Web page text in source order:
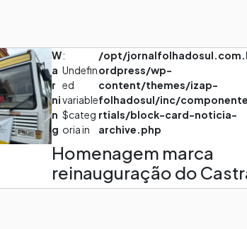
W
a
r
ni
n
g
:
Undefin
ed
variable
$categ
oria in
/opt/
ordpress/wp-
content/themes/izap-
folhadosul/inc/
rtials/block-card-noticia-
archive.php
Homenagem marca
reinauguração do